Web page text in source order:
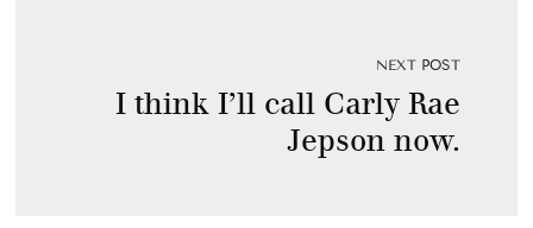
NEXT POST
I think I’ll call Carly Rae
Jepson now.